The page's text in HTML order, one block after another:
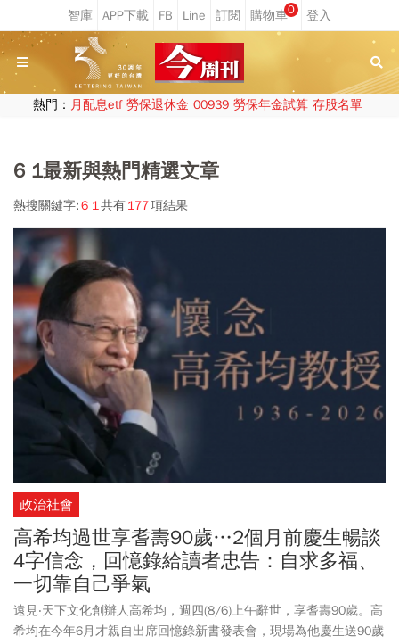
0
熱門： 月配息etf 勞保退休金 00939 勞保年金試算 存股名單
6 1最新與熱門精選文章
熱搜關鍵字:6 1共有177項結果
政治社會
高希均過世享耆壽90歲…2個月前慶生暢談
4字信念，回憶錄給讀者忠告：自求多福、
一切靠自己爭氣
遠見‧天下文化創辦人高希均，週四(8/6)上午辭世，享耆壽90歲。高
希均在今年6月才親自出席回憶錄新書發表會，現場為他慶生送90歲